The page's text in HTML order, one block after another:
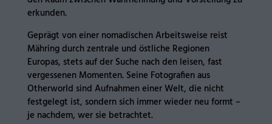
erkunden.
Geprägt von einer nomadischen Arbeitsweise reist
Mähring durch zentrale und östliche Regionen
Europas, stets auf der Suche nach den leisen, fast
vergessenen Momenten. Seine Fotografien aus
Otherworld sind Aufnahmen einer Welt, die nicht
festgelegt ist, sondern sich immer wieder neu formt –
je nachdem, wer sie betrachtet.